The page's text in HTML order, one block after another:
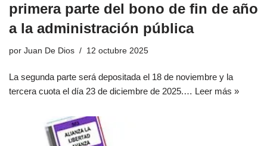
primera parte del bono de fin de año
a la administración pública
por Juan De Dios 12 octubre 2025
La segunda parte será depositada el 18 de noviembre y la
tercera cuota el día 23 de diciembre de 2025.… Leer más »